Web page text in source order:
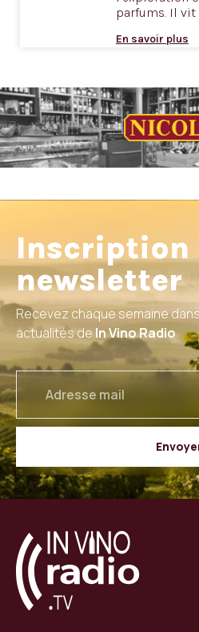
parfums. Il vit
En savoir plus
Inscription
newsletter
Recevez chaque semaine
actualités de In Vino Radio
email